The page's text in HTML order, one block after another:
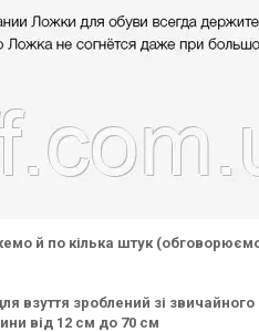
й по кілька штук
взуття зроблений зі звичайного
від 12 см до 70 см